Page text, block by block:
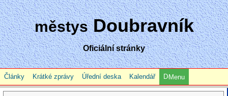
městysDoubravník
Oficiální stránky
Články Krátké zprávy Úřední deska Kalendář Menu